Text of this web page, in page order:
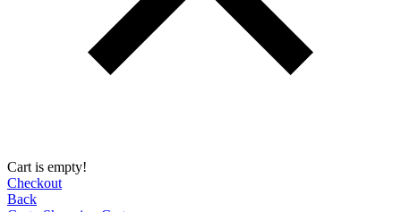
Cart is empty!
Checkout
Back